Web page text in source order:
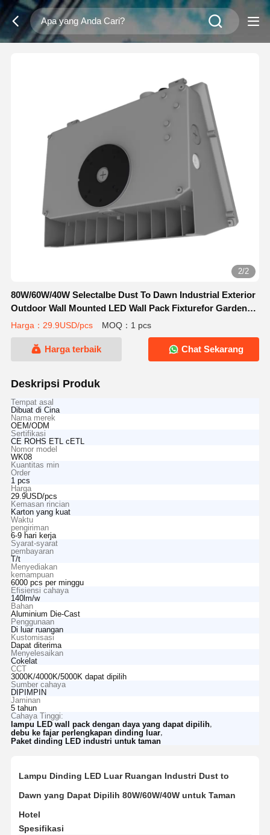
2/2
80W/60W/40W Selectalbe Dust To Dawn Industrial Exterior
Outdoor Wall Mounted LED Wall Pack Fixturefor Gardens
Hotel
Harga：29.9USD/pcs MOQ：1 pcs
Harga terbaik Chat Sekarang
Deskripsi Produk
Tempat asal
Dibuat di Cina
Nama merek
OEM/ODM
Sertifikasi
CE ROHS ETL cETL
Nomor model
WK08
Kuantitas min
Order
1 pcs
Harga
29.9USD/pcs
Kemasan rincian
Karton yang kuat
Waktu
pengiriman
6-9 hari kerja
Syarat-syarat
pembayaran
T/t
Menyediakan
kemampuan
6000 pcs per minggu
Efisiensi cahaya
140lm/w
Bahan
Aluminium Die-Cast
Penggunaan
Di luar ruangan
Kustomisasi
Dapat diterima
Menyelesaikan
Cokelat
CCT
3000K/4000K/5000K dapat dipilih
Sumber cahaya
DIPIMPIN
Jaminan
5 tahun
Cahaya Tinggi:
lampu LED wall pack dengan daya yang dapat dipilih,
debu ke fajar perlengkapan dinding luar,
Paket dinding LED industri untuk taman
Lampu Dinding LED Luar Ruangan Industri Dust to
Dawn yang Dapat Dipilih 80W/60W/40W untuk Taman
Hotel
Spesifikasi